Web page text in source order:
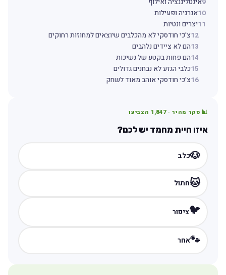
10אנרגיה ופעילות
11יצרים ונטיות
12צ'כי חודסקי לא מהכלבים שיוצאים למחוזות רחוקים
13הם לא ציידים נלהבים
14הם פחות בקטע של נשיכות
15כלבי הגזע לא נבחנים גדולים
16צ'כי חודסקי אוהב מאוד לשחק
📊 סקר מהיר ·1,847 הצביעו
איזו חיית מחמד יש לכם?
🐶כלב
🐱חתול
🐦ציפור
🐾אחר